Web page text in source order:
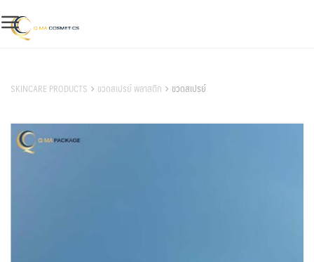
to
content
SKINCARE PRODUCTS ขวดสเปรย์ พลาสติก ขวดสเปรย์